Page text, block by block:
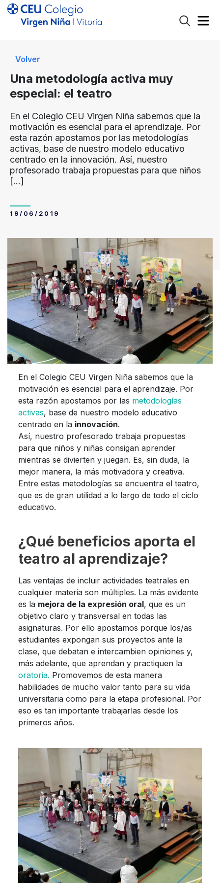
Volver
Una metodología activa muy
especial: el teatro
En el Colegio CEU Virgen Niña sabemos que la
motivación es esencial para el aprendizaje. Por
esta razón apostamos por las metodologías
activas, base de nuestro modelo educativo
centrado en la innovación. Así, nuestro
profesorado trabaja propuestas para que niños
[…]
19/06/2019
En el Colegio CEU Virgen Niña sabemos que la
motivación es esencial para el aprendizaje. Por
esta razón apostamos por las metodologías
activas, base de nuestro modelo educativo
centrado en la innovación.
Así, nuestro profesorado trabaja propuestas
para que niños y niñas consigan aprender
mientras se divierten y juegan. Es, sin duda, la
mejor manera, la más motivadora y creativa.
Entre estas metodologías se encuentra el teatro,
que es de gran utilidad a lo largo de todo el ciclo
educativo.
¿Qué beneficios aporta el
teatro al aprendizaje?
Las ventajas de incluir actividades teatrales en
cualquier materia son múltiples. La más evidente
es la mejora de la expresión oral, que es un
objetivo claro y transversal en todas las
asignaturas. Por ello apostamos porque los/as
estudiantes expongan sus proyectos ante la
clase, que debatan e intercambien opiniones y,
más adelante, que aprendan y practiquen la
oratoria. Promovemos de esta manera
habilidades de mucho valor tanto para su vida
universitaria como para la etapa profesional. Por
eso es tan importante trabajarlas desde los
primeros años.